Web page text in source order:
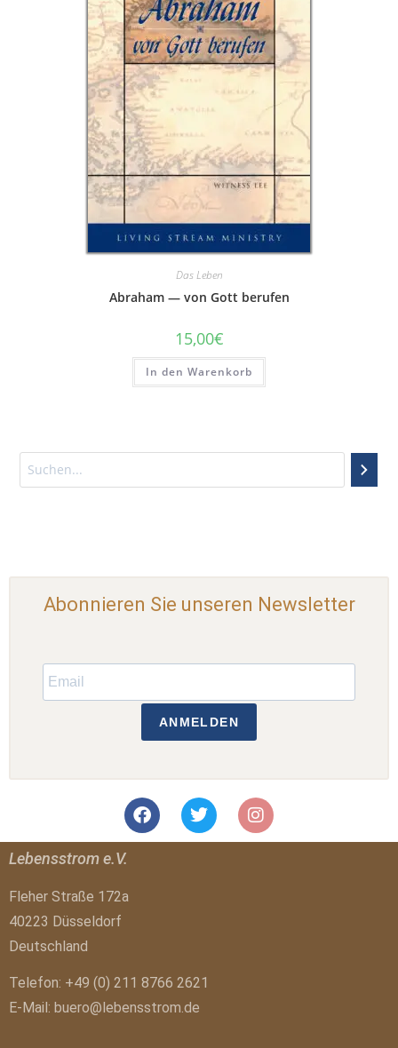
Das Leben
Abraham — von Gott berufen
15,00€
In den Warenkorb
Abonnieren Sie unseren Newsletter
ANMELDEN
Lebensstrom e.V.
Fleher Straße 172a
40223 Düsseldorf
Deutschland
Telefon: +49 (0) 211 8766 2621
E-Mail: buero@lebensstrom.de